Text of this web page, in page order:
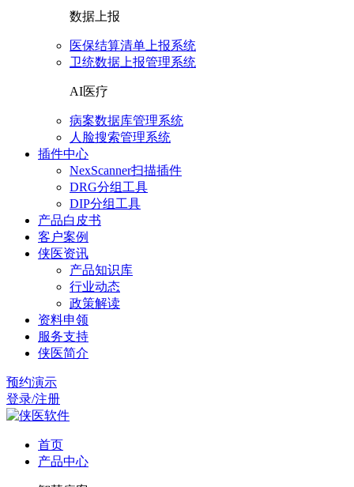
数据上报
医保结算清单上报系统
卫统数据上报管理系统
AI医疗
病案数据库管理系统
人脸搜索管理系统
插件中心
NexScanner扫描插件
DRG分组工具
DIP分组工具
产品白皮书
客户案例
侠医资讯
产品知识库
行业动态
政策解读
资料申领
服务支持
侠医简介
预约演示
登录/注册
首页
产品中心